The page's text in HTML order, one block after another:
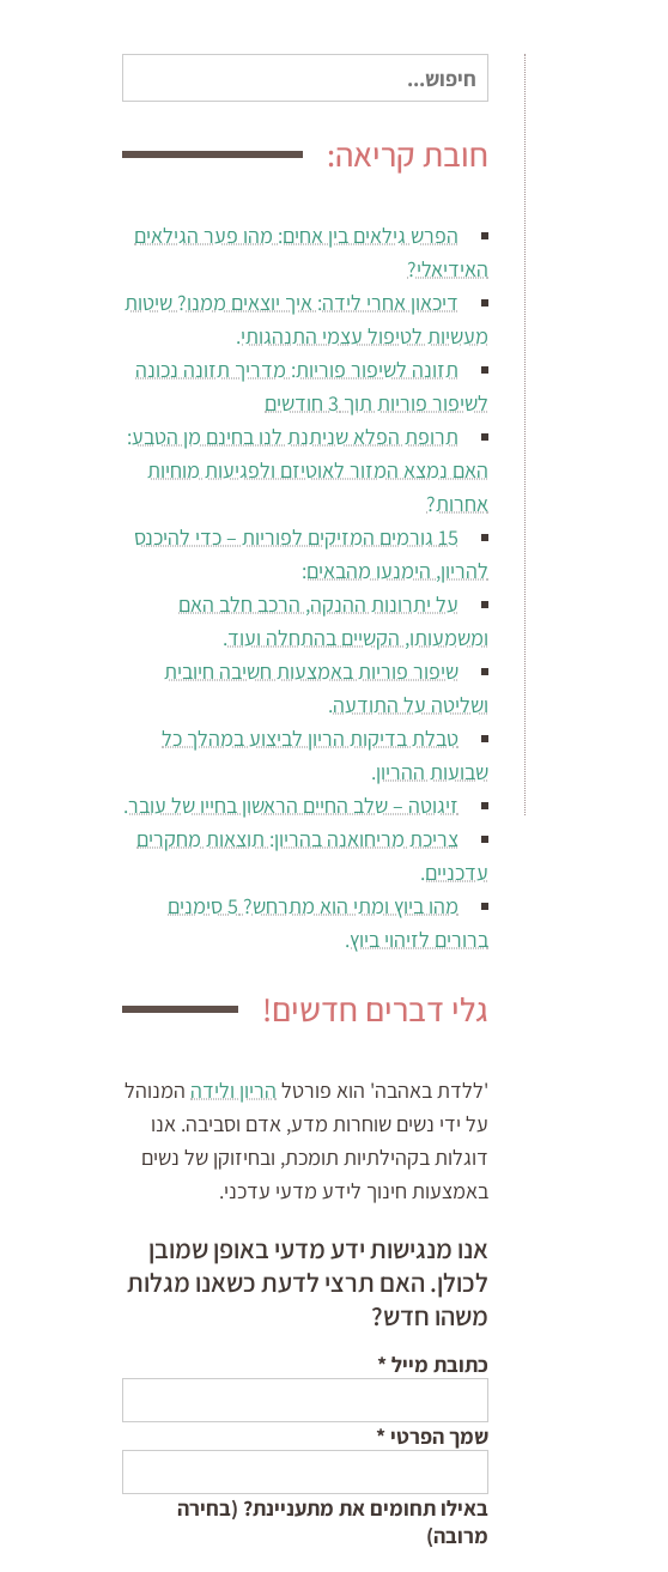
חיפוש
עבור:
חובת קריאה:
הפרש גילאים בין אחים: מהו פער הגילאים
האידיאלי?
דיכאון אחרי לידה: איך יוצאים ממנו? שיטות
מעשיות לטיפול עצמי התנהגותי.
תזונה לשיפור פוריות: מדריך תזונה נכונה
לשיפור פוריות תוך 3 חודשים
תרופת הפלא שניתנת לנו בחינם מן הטבע:
האם נמצא המזור לאוטיזם ולפגיעות מוחיות
אחרות?
15 גורמים המזיקים לפוריות – כדי להיכנס
להריון, הימנעו מהבאים:
על יתרונות ההנקה, הרכב חלב האם
ומשמעותו, הקשיים בהתחלה ועוד.
שיפור פוריות באמצעות חשיבה חיובית
ושליטה על התודעה.
טבלת בדיקות הריון לביצוע במהלך כל
שבועות ההריון.
זיגוטה – שלב החיים הראשון בחייו של עובר.
צריכת מריחואנה בהריון: תוצאות מחקרים
עדכניים.
מהו ביוץ ומתי הוא מתרחש? 5 סימנים
ברורים לזיהוי ביוץ.
גלי דברים חדשים!
'ללדת באהבה' הוא פורטל הריון ולידה המנוהל
על ידי נשים שוחרות מדע, אדם וסביבה. אנו
דוגלות בקהילתיות תומכת, ובחיזוקן של נשים
באמצעות חינוך לידע מדעי עדכני.
אנו מנגישות ידע מדעי באופן שמובן
לכולן. האם תרצי לדעת כשאנו מגלות
משהו חדש?
כתובת מייל*
שמך הפרטי *
באילו תחומים את מתעניינת? (בחירה
מרובה)